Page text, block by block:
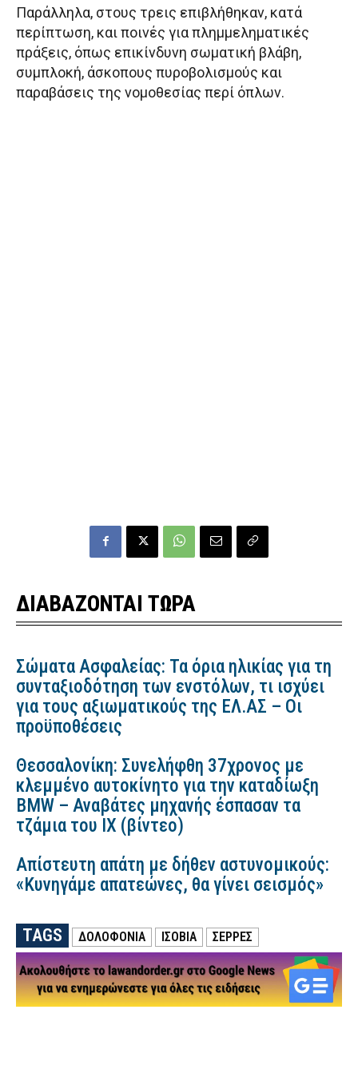
Παράλληλα, στους τρεις επιβλήθηκαν, κατά
περίπτωση, και ποινές για πλημμεληματικές
πράξεις, όπως επικίνδυνη σωματική βλάβη,
συμπλοκή, άσκοπους πυροβολισμούς και
παραβάσεις της νομοθεσίας περί όπλων.
ΔΙΑΒΑΖΟΝΤΑΙ ΤΩΡΑ
Σώματα Ασφαλείας: Τα όρια ηλικίας για τη
συνταξιοδότηση των ενστόλων, τι ισχύει
για τους αξιωματικούς της ΕΛ.ΑΣ – Οι
προϋποθέσεις
Θεσσαλονίκη: Συνελήφθη 37χρονος με
κλεμμένο αυτοκίνητο για την καταδίωξη
BMW – Αναβάτες μηχανής έσπασαν τα
τζάμια του ΙΧ (βίντεο)
Απίστευτη απάτη με δήθεν αστυνομικούς:
«Κυνηγάμε απατεώνες, θα γίνει σεισμός»
TAGS ΔΟΛΟΦΟΝΙΑ ΙΣΟΒΙΑ ΣΕΡΡΕΣ